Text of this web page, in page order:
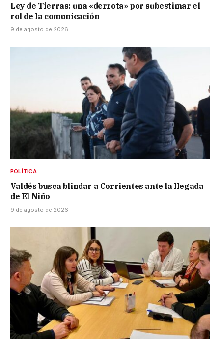
Ley de Tierras: una «derrota» por subestimar el
rol de la comunicación
9 de agosto de 2026
POLÍTICA
Valdés busca blindar a Corrientes ante la llegada
de El Niño
9 de agosto de 2026